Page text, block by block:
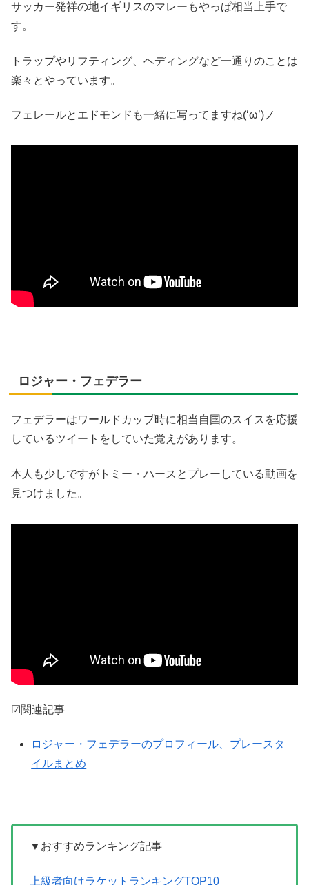
サッカー発祥の地イギリスのマレーもやっぱ相当上手で
す。
トラップやリフティング、ヘディングなど一通りのことは
楽々とやっています。
フェレールとエドモンドも一緒に写ってますね(‘ω’)ノ
ロジャー・フェデラー
フェデラーはワールドカップ時に相当自国のスイスを応援
しているツイートをしていた覚えがあります。
本人も少しですがトミー・ハースとプレーしている動画を
見つけました。
☑関連記事
ロジャー・フェデラーのプロフィール、プレースタ
イルまとめ
▼おすすめランキング記事
上級者向けラケットランキングTOP10